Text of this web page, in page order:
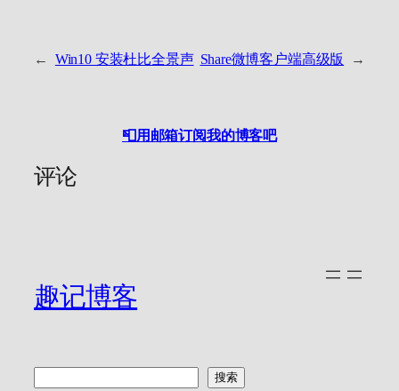
← Win10 安装杜比全景声 Share微博客户端高级版 →
📮用邮箱订阅我的博客吧
评论
趣记博客
搜索